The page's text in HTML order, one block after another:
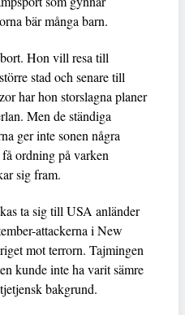
bär många barn.
Hon vill resa till
stad och senare till
har hon storslagna planer
Men de ständiga
ger inte sonen några
ordning på varken
sig fram.
ta sig till USA anländer
attackerna i New
mot terrorn. Tajmingen
kunde inte ha varit sämre
bakgrund.